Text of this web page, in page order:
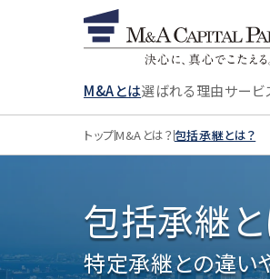
M&Aとは選ばれる理由サービ
トップM&Aとは？包括承継とは？
包括承継と
特定承継との違い